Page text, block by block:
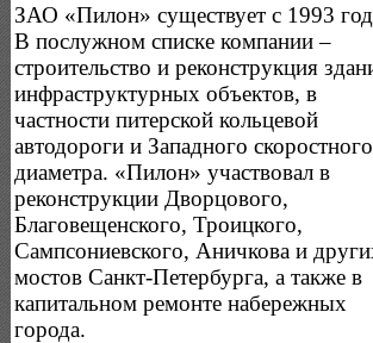
ЗАО «Пилон» существует с 1993
В послужном списке компании –
строительство и реконструкция
инфраструктурных объектов, в
частности питерской кольцевой
автодороги и Западного скоростного
диаметра. «Пилон» участвовал в
реконструкции Дворцового,
Благовещенского, Троицкого,
Сампсониевского, Аничкова и
мостов Санкт-Петербурга, а также в
капитальном ремонте набережных
города.